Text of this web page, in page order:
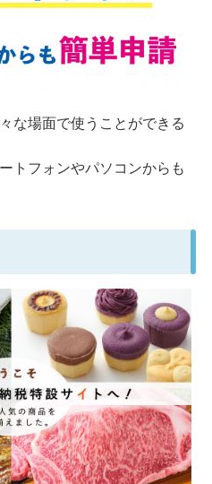
な場面で使うことができる
トフォンやパソコンからも